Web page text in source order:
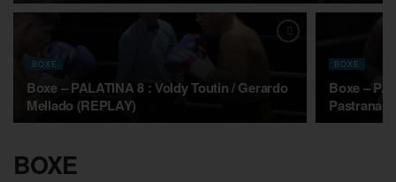
BOXE
Boxe – PALATINA 8 : Voldy Toutin / Gerardo
Mellado (REPLAY)
BOXE
Boxe –
Pastrana
BOXE